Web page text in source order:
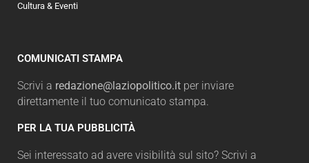
Cultura & Eventi
COMUNICATI STAMPA
Scrivi a redazione@laziopolitico.it per inviare
direttamente il tuo comunicato stampa.
PER LA TUA PUBBLICITÀ
Sei interessato ad avere visibilità sul sito? Scrivi a